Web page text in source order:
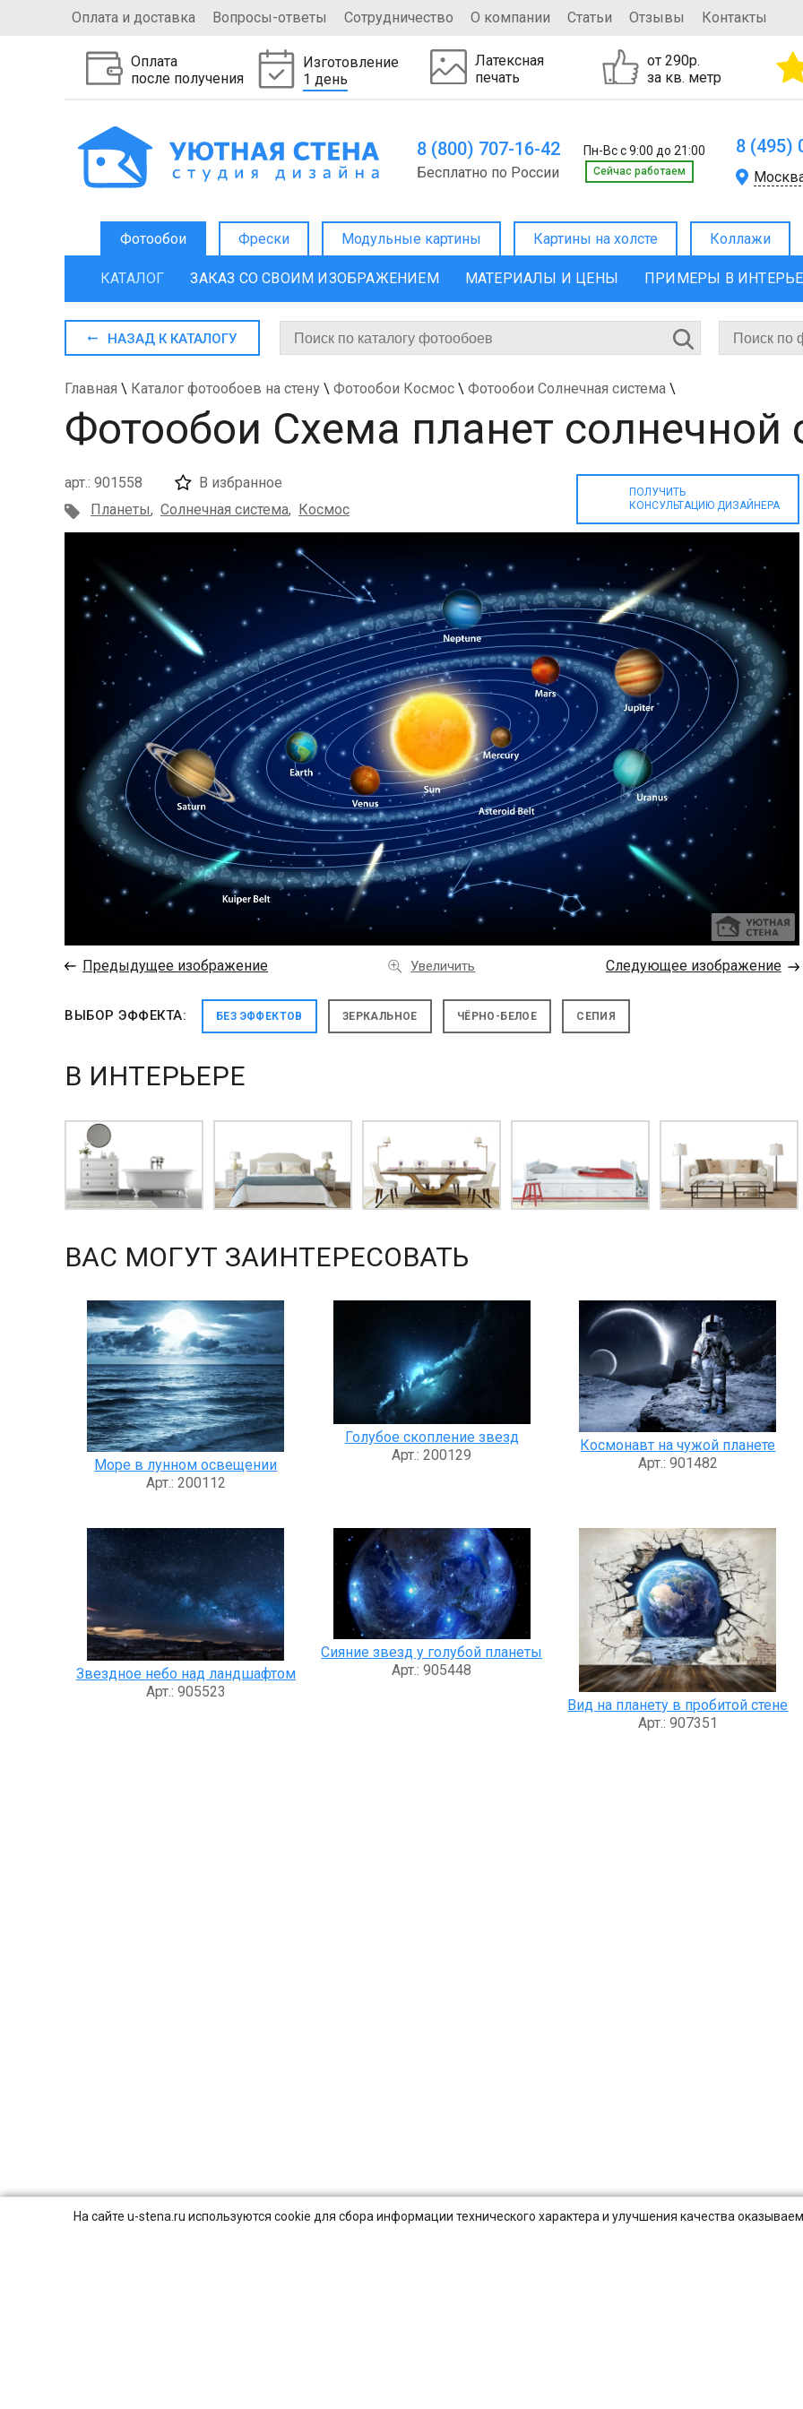
На сайте u-stena.ru используются cookie для сбора информации технического характера и улучшения качества
Оплата и доставка Вопросы-ответы Сотрудничество О компании Статьи Отзывы Контакты
Оплата
после получения
Изготовление
1 день
Латексная
печать
от 290р.
за кв. метр
8 (800) 707-16-42 Пн-Вс с 9:00 до 21:00
Бесплатно по России Cейчас работаем
8 (495)
Фотообои Фрески Модульные картины Картины на холсте Коллажи
КАТАЛОГ ЗАКАЗ СО СВОИМ ИЗОБРАЖЕНИЕМ МАТЕРИАЛЫ И ЦЕНЫ ПРИМЕРЫ В
НАЗАД К КАТАЛОГУ
Главная \ Каталог фотообоев на стену \ Фотообои Космос \ Фотообои Солнечная система \
Фотообои Схема планет солнечной
арт.: 901558
В избранное
Планеты, Солнечная система, Космос
ПОЛУЧИТЬ
КОНСУЛЬТАЦИЮ ДИЗАЙНЕРА
← Предыдущее изображение Увеличить Следующее изображение →
ВЫБОР ЭФФЕКТА: БЕЗ ЭФФЕКТОВ ЗЕРКАЛЬНОЕ ЧЁРНО-БЕЛОЕ СЕПИЯ
В ИНТЕРЬЕРЕ
ВАС МОГУТ ЗАИНТЕРЕСОВАТЬ
Море в лунном освещении
Арт.: 200112
Голубое скопление звезд
Арт.: 200129
Космонавт на чужой планете
Арт.: 901482
Звездное небо над ландшафтом
Арт.: 905523
Сияние звезд у голубой планеты
Арт.: 905448
Вид на планету в пробитой стене
Арт.: 907351